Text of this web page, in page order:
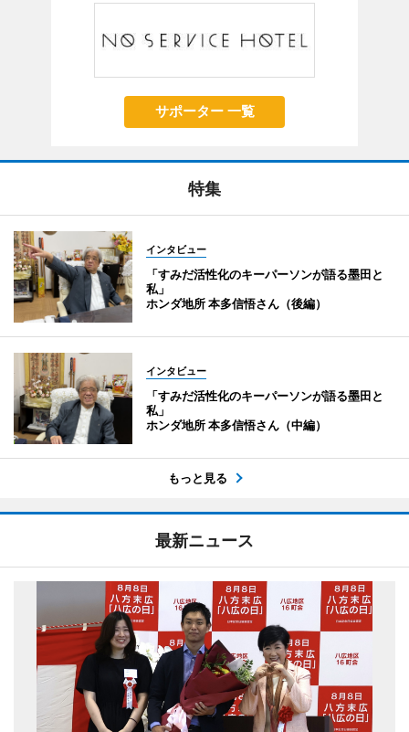
サポーター 一覧
特集
インタビュー
「すみだ活性化のキーパーソンが語る墨田と
私」
ホンダ地所 本多信悟さん（後編）
インタビュー
「すみだ活性化のキーパーソンが語る墨田と
私」
ホンダ地所 本多信悟さん（中編）
もっと見る
最新ニュース